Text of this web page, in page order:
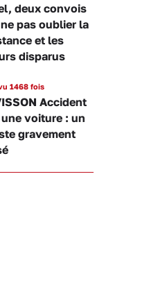
deux convois
pas oublier la
et les
disparus
1468 fois
Accident
voiture : un
gravement